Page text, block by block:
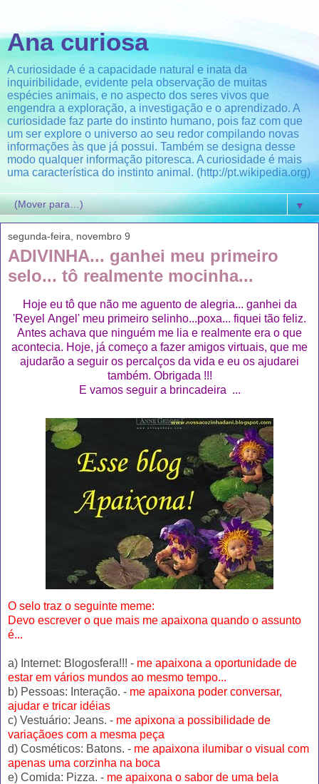
Ana curiosa
A curiosidade é a capacidade natural e inata da
inquiribilidade, evidente pela observação de muitas
espécies animais, e no aspecto dos seres vivos que
engendra a exploração, a investigação e o aprendizado. A
curiosidade faz parte do instinto humano, pois faz com que
um ser explore o universo ao seu redor compilando novas
informações às que já possui. Também se designa desse
modo qualquer informação pitoresca. A curiosidade é mais
uma característica do instinto animal. (http://pt.wikipedia.org)
▼
segunda-feira, novembro 9
ADIVINHA... ganhei meu primeiro
selo... tô realmente mocinha...
Hoje eu tô que não me aguento de alegria... ganhei da
'Reyel Angel' meu primeiro selinho...poxa... fiquei tão feliz.
Antes achava que ninguém me lia e realmente era o que
acontecia. Hoje, já começo a fazer amigos virtuais, que me
ajudarão a seguir os percalços da vida e eu os ajudarei
também. Obrigada !!!
E vamos seguir a brincadeira ...
O selo traz o seguinte meme:
Devo escrever o que mais me apaixona quando o assunto
é...
a) Internet: Blogosfera!!! - me apaixona a oportunidade de
estar em vários mundos ao mesmo tempo...
b) Pessoas: Interação. - me apaixona poder conversar,
ajudar e tricar idéias
c) Vestuário: Jeans. - me apixona a possibilidade de
variaçãoes com a mesma peça
d) Cosméticos: Batons. - me apaixona ilumibar o visual com
apenas uma corzinha na boca
e) Comida: Pizza. - me apaixona o sabor de uma bela